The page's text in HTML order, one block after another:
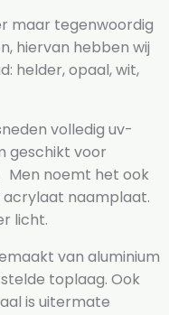
maar tegenwoordig
hiervan hebben wij
helder, opaal, wit,
volledig uv-
geschikt voor
Men noemt het ook
naamplaat.
licht.
van aluminium
toplaag. Ook
is uitermate